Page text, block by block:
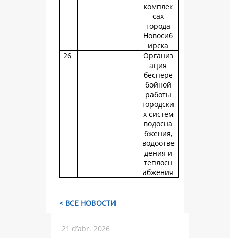
комплек
сах
города
Новосиб
ирска
26
Организ
ация
беспере
бойной
работы
городски
х систем
водосна
бжения,
водоотве
дения и
теплосн
абжения
< ВСЕ НОВОСТИ
21 d’abr. 2026